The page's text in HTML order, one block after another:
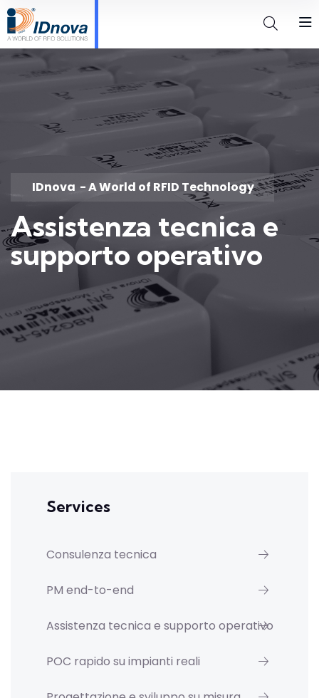
IDnova - A World of RFID Technology
Assistenza tecnica e
supporto operativo
Services
Consulenza tecnica
PM end-to-end
Assistenza tecnica e supporto operativo
POC rapido su impianti reali